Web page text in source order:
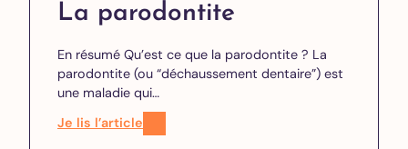
La parodontite
En résumé Qu’est ce que la parodontite ? La
parodontite (ou “déchaussement dentaire”) est
une maladie qui…
Je lis l’article